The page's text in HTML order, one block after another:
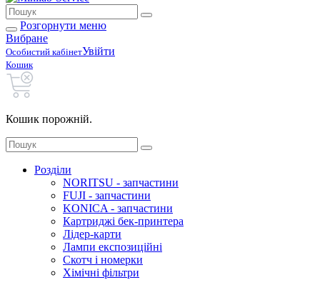
Розгорнути меню
Вибране
Особистий кабінетУвійти
Кошик
Кошик порожній.
Розділи
NORITSU - запчастини
FUJI - запчастини
KONICA - запчастини
Картриджі бек-принтера
Лідер-карти
Лампи експозиційні
Скотч і номерки
Хімічні фільтри